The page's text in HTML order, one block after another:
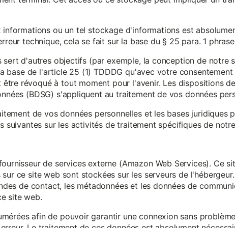
informations ou un tel stockage d'informations est
technique, cela se fait sur la base du § 25 para. 1
sert d'autres objectifs (par exemple, la conception de notre
base de l'article 25 (1) TDDDG qu'avec votre
être révoqué à tout moment pour l'avenir. Les dispositions
(BDSG) s'appliquent au traitement de vos données
de vos données personnelles et les bases juridiques
suivantes sur les activités de traitement spécifiques de
de services externe (Amazon Web Services). Ce
ce site web sont stockées sur les serveurs de
de contact, les métadonnées et les données de
site web.
afin de pouvoir garantir une connexion sans